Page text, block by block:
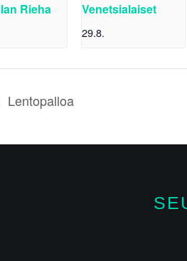
Rieha Venetsialaiset
29.8.
Lentopalloa